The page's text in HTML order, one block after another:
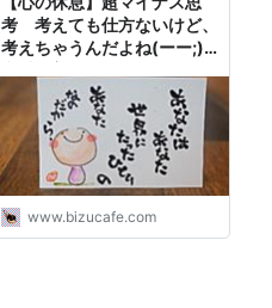
考 考えても仕方ないけど、
考えちゃうんだよね(ーー;) -
www.bizucafe.com